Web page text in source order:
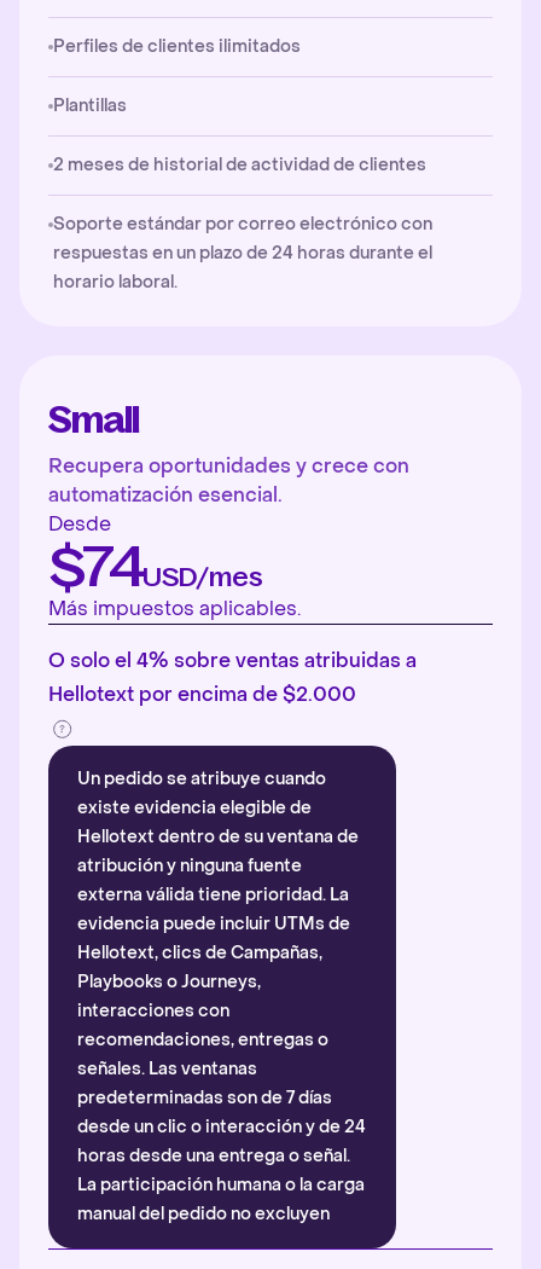
Perfiles de clientes ilimitados
Plantillas
2 meses de historial de actividad de clientes
Soporte estándar por correo electrónico con
respuestas en un plazo de 24 horas durante el
horario laboral.
Small
Recupera oportunidades y crece con
automatización esencial.
Desde
$74USD/mes
Más impuestos aplicables.
O solo el 4% sobre ventas atribuidas a
Hellotext por encima de $2.000
Un pedido se atribuye cuando
existe evidencia elegible de
Hellotext dentro de su ventana de
atribución y ninguna fuente
externa válida tiene prioridad. La
evidencia puede incluir UTMs de
Hellotext, clics de Campañas,
Playbooks o Journeys,
interacciones con
recomendaciones, entregas o
señales. Las ventanas
predeterminadas son de 7 días
desde un clic o interacción y de 24
horas desde una entrega o señal.
La participación humana o la carga
manual del pedido no excluyen
automáticamente la atribución.